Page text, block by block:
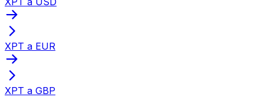
XPT a EUR
XPT a GBP